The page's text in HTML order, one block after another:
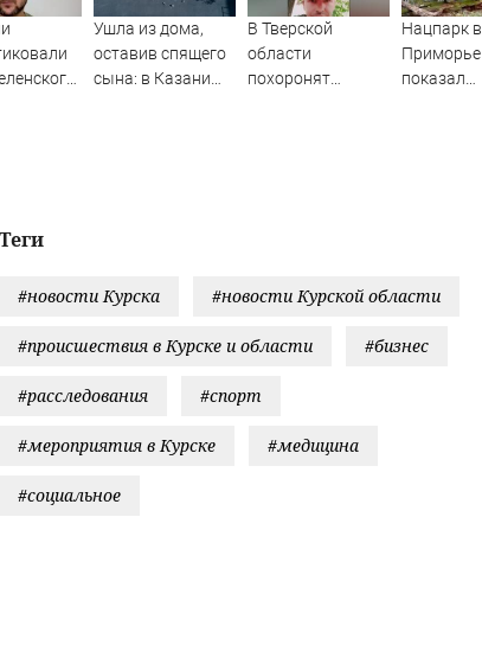
Ушла из дома,
оставив спящего
сына: в Казани
В Тверской
области
похоронят
Нацпарк в
Приморье
показал
Теги
#новости Курска #новости Курской области
#происшествия в Курске и области #бизнес
#расследования #спорт
#мероприятия в Курске #медицина
#социальное